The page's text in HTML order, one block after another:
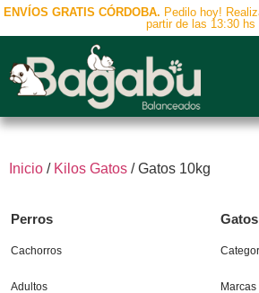
ENVÍOS GRATIS CÓRDOBA. Pedilo hoy!
partir de las 13:30 hs
Inicio / Kilos Gatos / Gatos 10kg
Perros
Cachorros
Adultos
Gatos
Marcas